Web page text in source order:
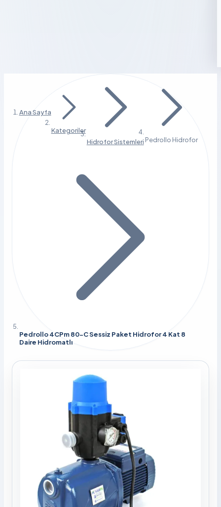
Ana Sayfa
Kategoriler
Hidrofor Sistemleri Pedrollo Hidrofor
Pedrollo 4CPm 80-C Sessiz Paket Hidrofor 4 Kat 8
Daire Hidromatlı